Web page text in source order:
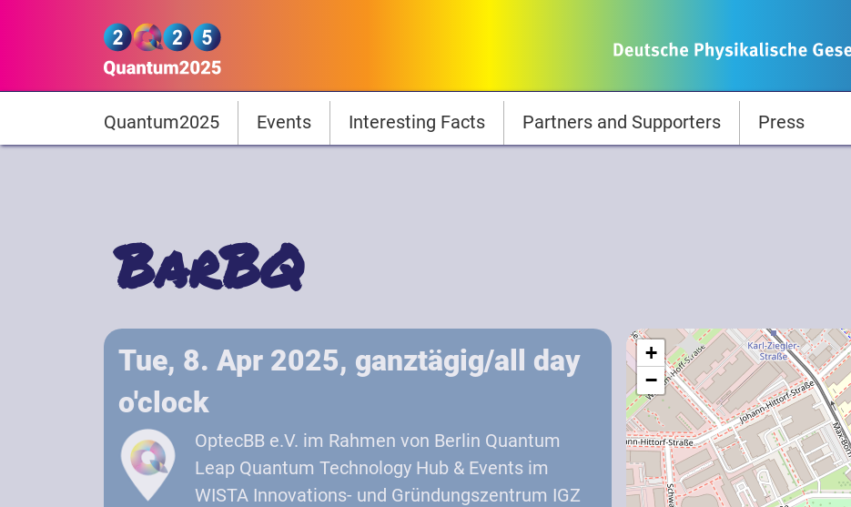
Quantum2025
Hauptnavigation
Quantum2025 Events Interesting Facts Partners and Supporters Press
BarBQ
Tue, 8. Apr 2025, ganztägig/all day
o'clock
OptecBB e.V. im Rahmen von Berlin Quantum
Leap Quantum Technology Hub & Events im
WISTA Innovations- und Gründungszentrum IGZ
+
−